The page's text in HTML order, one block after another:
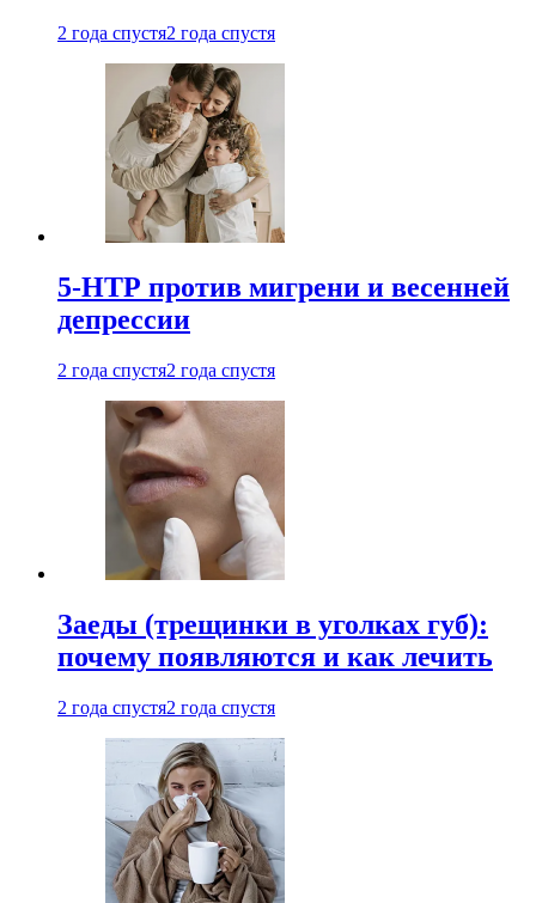
2 года спустя2 года спустя
5-НТР против мигрени и весенней
депрессии
2 года спустя2 года спустя
Заеды (трещинки в уголках губ):
почему появляются и как лечить
2 года спустя2 года спустя